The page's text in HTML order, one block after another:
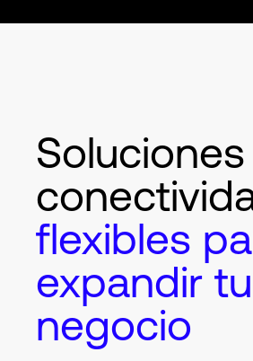
flexibles
expandir tu
negocio